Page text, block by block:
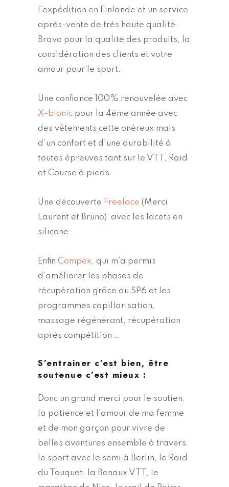
l’expédition en Finlande et un service
après-vente de très haute qualité.
Bravo pour la qualité des produits, la
considération des clients et votre
amour pour le sport.
Une confiance 100% renouvelée avec
X-bionic pour la 4ème année avec
des vêtements cette onéreux mais
d’un confort et d’une durabilité à
toutes épreuves tant sur le VTT, Raid
et Course à pieds.
Une découverte Freelace (Merci
Laurent et Bruno) avec les lacets en
silicone.
Enfin Compex, qui m’a permis
d’améliorer les phases de
récupération grâce au SP6 et les
programmes capillarisation,
massage régénérant, récupération
après compétition …
S’entrainer c’est bien, être
soutenue c’est mieux :
Donc un grand merci pour le soutien,
la patience et l’amour de ma femme
et de mon garçon pour vivre de
belles aventures ensemble à travers
le sport avec le semi à Berlin, le Raid
du Touquet, la Bonaux VTT, le